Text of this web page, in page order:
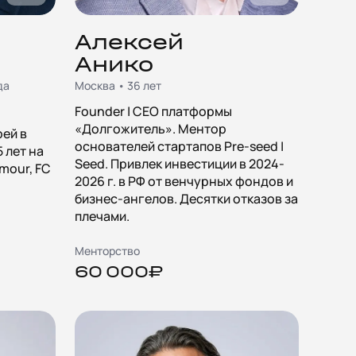
в
на
FC
Алексей
Анико
Москва • 36 лет
Founder | CEO платформы
«Долгожитель». Ментор
основателей стартапов Pre-seed |
Seed. Привлек инвестиции в 2024-
2026 г. в РФ от венчурных фондов и
бизнес-ангелов. Десятки отказов за
плечами.
Менторство
60 000₽